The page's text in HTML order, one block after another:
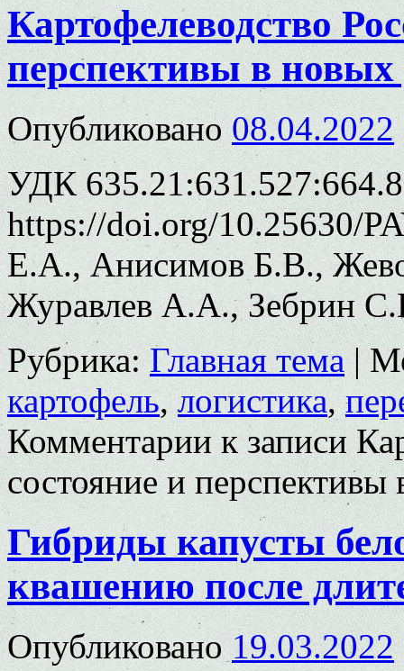
Картофелеводство
перспективы в новых
Опубликовано 08.04.2022
УДК 635.21:631.527:664.8
https://doi.org/10.25630/
Е.А., Анисимов Б.В.,
Журавлев А.А., Зебрин
Рубрика: Главная тема |
картофель,логистика,
Комментариик записи
состояние и
Гибриды капусты
квашению после
Опубликовано 19.03.2022